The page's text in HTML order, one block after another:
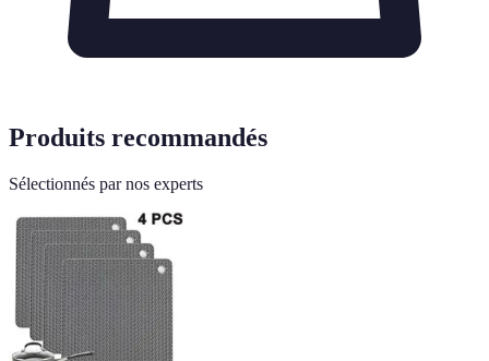
Produits recommandés
Sélectionnés par nos experts